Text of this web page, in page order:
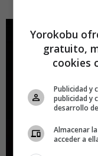
Yorokobu
gratuito,
cookies
Publicidad y
publicidad y
desarrollo
Almacenar
acceder a